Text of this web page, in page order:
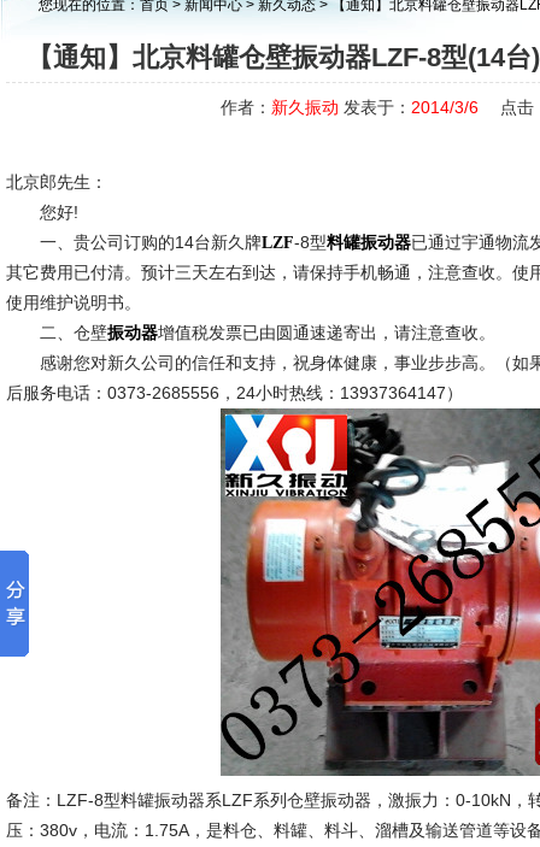
您现在的位置： 首页 > 新闻中心 > 新久动态 > 【通知】北京料罐仓壁振动器
【通知】北京料罐仓壁振动器LZF-8型(14
作者： 新久振动 发表于： 2014/3/6 点击
北京郎先生：
您好!
一、贵公司订购的14台新久牌LZF-8型料罐振动器已通过宇通物流
其它费用已付清。预计三天左右到达，请保持手机畅通，注意查收。使
使用维护说明书。
二、仓壁振动器增值税发票已由圆通速递寄出，请注意查收。
感谢您对新久公司的信任和支持，祝身体健康，事业步步高。（如
后服务电话：0373-2685556，24小时热线：13937364147）
备注：LZF-8型料罐振动器系LZF系列仓壁振动器，激振力：0-10kN，
压：380v，电流：1.75A，是料仓、料罐、料斗、溜槽及输送管道等设